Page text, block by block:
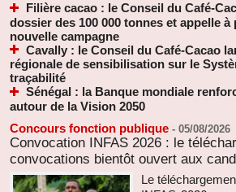
Filière cacao : le Conseil du Café-
dossier des 100 000 tonnes et appelle à
nouvelle campagne
Cavally : le Conseil du Café-Cacao
régionale de sensibilisation sur le
traçabilité
Sénégal : la Banque mondiale
autour de la Vision 2050
Concours fonction publique - 05/08/2026
Convocation INFAS 2026 : le
convocations bientôt ouvert aux
Le